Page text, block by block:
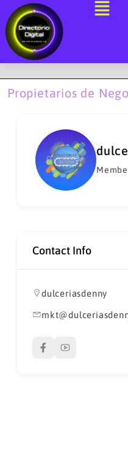
al
contenido
Propietarios de
Contact Info
dulceriasdenny